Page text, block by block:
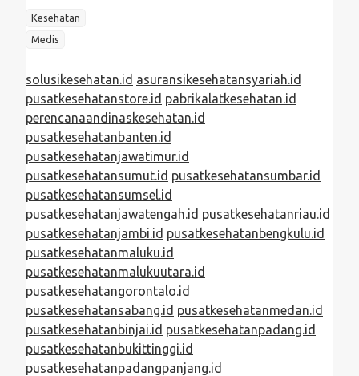
Kesehatan
Medis
solusikesehatan.id asuransikesehatansyariah.id
pusatkesehatanstore.id pabrikalatkesehatan.id
perencanaandinaskesehatan.id
pusatkesehatanbanten.id
pusatkesehatanjawatimur.id
pusatkesehatansumut.id pusatkesehatansumbar.id
pusatkesehatansumsel.id
pusatkesehatanjawatengah.id pusatkesehatanriau.id
pusatkesehatanjambi.id pusatkesehatanbengkulu.id
pusatkesehatanmaluku.id
pusatkesehatanmalukuutara.id
pusatkesehatangorontalo.id
pusatkesehatansabang.id pusatkesehatanmedan.id
pusatkesehatanbinjai.id pusatkesehatanpadang.id
pusatkesehatanbukittinggi.id
pusatkesehatanpadangpanjang.id